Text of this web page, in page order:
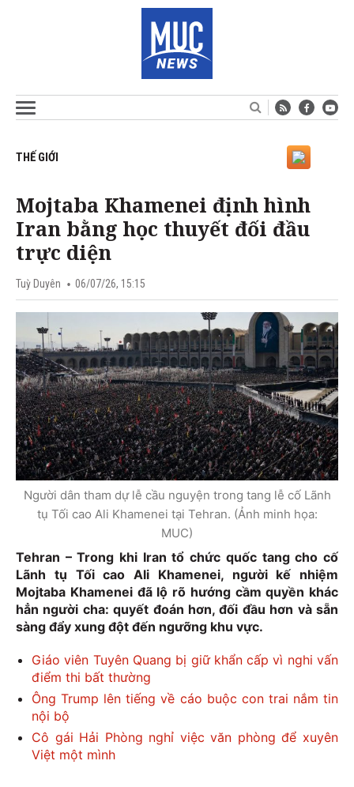
THẾ GIỚI
Mojtaba Khamenei định hình
Iran bằng học thuyết đối đầu
trực diện
Tuỳ Duyên 06/07/26, 15:15
Người dân tham dự lễ cầu nguyện trong tang lễ cố Lãnh
tụ Tối cao Ali Khamenei tại Tehran. (Ảnh minh họa:
MUC)
Tehran – Trong khi Iran tổ chức quốc tang cho cố
Lãnh tụ Tối cao Ali Khamenei, người kế nhiệm
Mojtaba Khamenei đã lộ rõ hướng cầm quyền khác
hẳn người cha: quyết đoán hơn, đối đầu hơn và sẵn
sàng đẩy xung đột đến ngưỡng khu vực.
Giáo viên Tuyên Quang bị giữ khẩn cấp vì nghi vấn
điểm thi bất thường
Ông Trump lên tiếng về cáo buộc con trai nắm tin
nội bộ
Cô gái Hải Phòng nghỉ việc văn phòng để xuyên
Việt một mình